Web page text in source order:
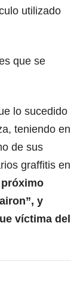
utilizado
que se
lo sucedido
teniendo en
de sus
graffitis en
y
víctima del